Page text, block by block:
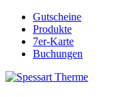
Gutscheine
Produkte
7er-Karte
Buchungen